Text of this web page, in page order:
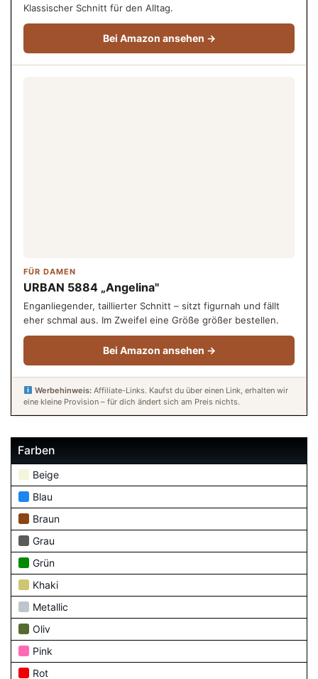
Klassischer Schnitt für den Alltag.
Bei Amazon ansehen →
FÜR DAMEN
URBAN 5884 „Angelina"
Enganliegender, taillierter Schnitt – sitzt figurnah und fällt
eher schmal aus. Im Zweifel eine Größe größer bestellen.
Bei Amazon ansehen →
Werbehinweis:Affiliate-Links. Kaufst du über einen Link, erhalten wir
eine kleine Provision – für dich ändert sich am Preis nichts.
Farben
Beige
Blau
Braun
Grau
Grün
Khaki
Metallic
Oliv
Pink
Rot